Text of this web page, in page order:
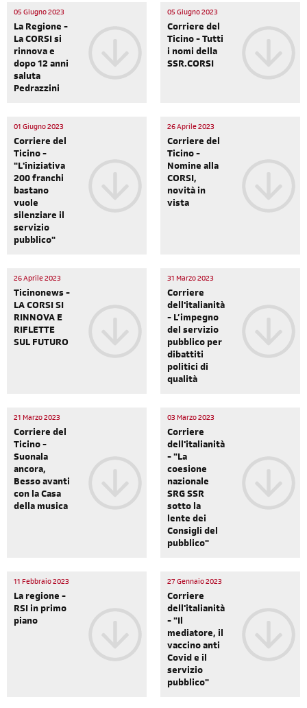
05 Giugno 2023
La Regione -
La CORSI si
rinnova e
dopo 12 anni
saluta
Pedrazzini
05 Giugno 2023
Corriere del
Ticino - Tutti
i nomi della
SSR.CORSI
01 Giugno 2023
Corriere del
Ticino -
"L'iniziativa
200 franchi
bastano
vuole
silenziare il
servizio
pubblico"
26 Aprile 2023
Corriere del
Ticino -
Nomine alla
CORSI,
novità in
vista
26 Aprile 2023
Ticinonews -
LA CORSI SI
RINNOVA E
RIFLETTE
SUL FUTURO
31 Marzo 2023
Corriere
dell'italianità
- L’impegno
del servizio
pubblico per
dibattiti
politici di
qualità
21 Marzo 2023
Corriere del
Ticino -
Suonala
ancora,
Besso avanti
con la Casa
della musica
03 Marzo 2023
Corriere
dell'italianità
- "La
coesione
nazionale
SRG SSR
sotto la
lente dei
Consigli del
pubblico"
11 Febbraio 2023
La regione -
RSI in primo
piano
27 Gennaio 2023
Corriere
dell'italianità
- "Il
mediatore, il
vaccino anti
Covid e il
servizio
pubblico"